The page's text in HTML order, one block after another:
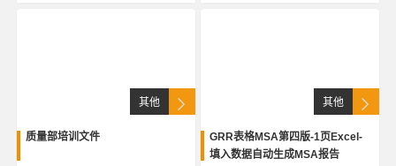
其他
质量部培训文件
其他
GRR表格MSA第四版-1页Excel-
填入数据自动生成MSA报告